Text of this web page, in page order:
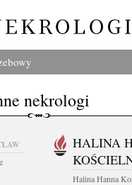
nekrologi
HALINA
Halina Hanna